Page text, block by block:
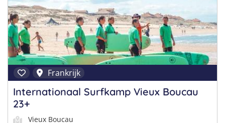
Frankrijk
Internationaal Surfkamp Vieux Boucau
23+
Vieux Boucau